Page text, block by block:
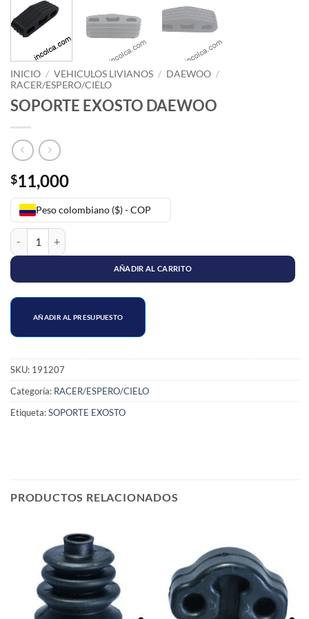
INICIO / VEHICULOS LIVIANOS / DAEWOO /
RACER/ESPERO/CIELO
SOPORTE EXOSTO DAEWOO
$11,000
Peso colombiano ($) - COP
SOPORTE EXOSTO DAEWOO cantidad
AÑADIR AL CARRITO
AÑADIR AL PRESUPUESTO
SKU: 191207
Categoría: RACER/ESPERO/CIELO
Etiqueta:SOPORTE EXOSTO
PRODUCTOS RELACIONADOS